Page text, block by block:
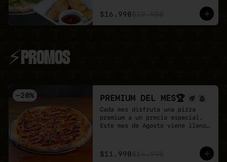
elección + porción de Poyo
Tender + salsa buffalo + salsa
BBQ.
$16.990
⚡PROMOS
-20% PREMIUM DEL MES🏆
Cada mes disfruta una pizza
premium a un precio especial.
Este mes de Agosto viene lleno
- Poyo tender, carne mex,
salchicha, pepperoni y un toque
$11.990